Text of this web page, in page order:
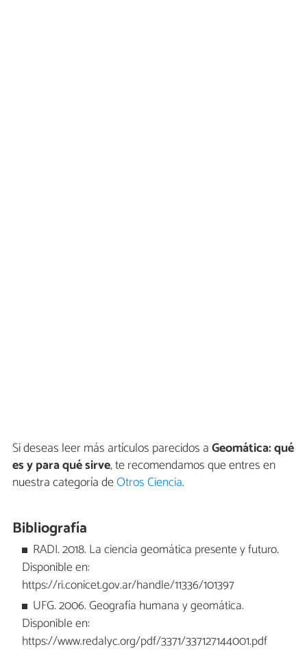
Si deseas leer más artículos parecidos aGeomática: qué
es y para qué sirve, te recomendamos que entres en
nuestra categoría deOtros Ciencia.
Bibliografía
RADI. 2018. La ciencia geomática presente y futuro.
Disponible en:
https://ri.conicet.gov.ar/handle/11336/101397
UFG. 2006. Geografía humana y geomática.
Disponible en:
https://www.redalyc.org/pdf/3371/337127144001.pdf